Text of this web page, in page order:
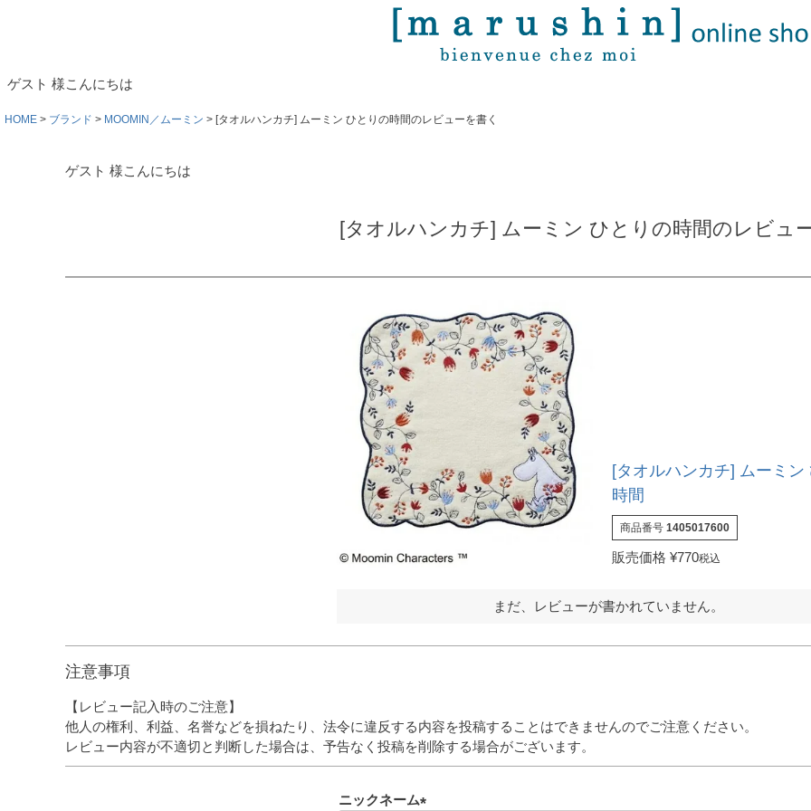
ゲスト 様こんにちは
HOME ブランド MOOMIN／ムーミン [タオルハンカチ] ムーミン ひとりの時間のレビューを書く
ゲスト 様こんにちは
[タオルハンカチ] ムーミン ひとりの時間のレビュ
[タオルハンカチ] ムーミン
時間
商品番号 1405017600
販売価格 ¥770税込
まだ、レビューが書かれていません。
注意事項
【レビュー記入時のご注意】
他人の権利、利益、名誉などを損ねたり、法令に違反する内容を投稿することはできませんのでご注意ください。
レビュー内容が不適切と判断した場合は、予告なく投稿を削除する場合がございます。
ニックネーム